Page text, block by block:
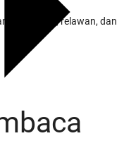
keluarga, relawan, dan